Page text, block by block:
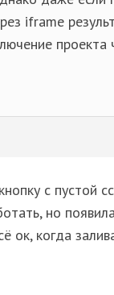
iframe
проекта
с пустой
но
ок, когда